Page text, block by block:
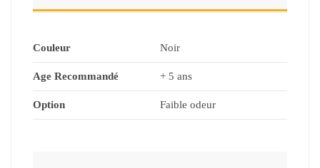
Couleur Noir
Age Recommandé + 5 ans
Option Faible odeur